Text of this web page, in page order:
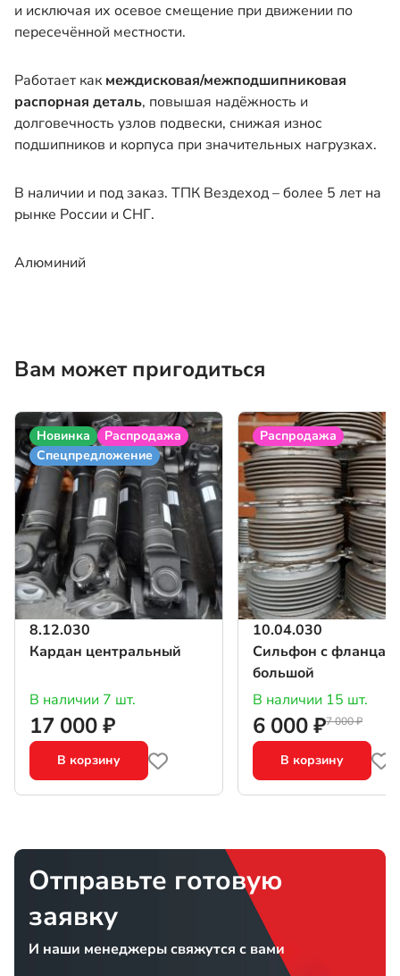
и исключая их осевое смещение при движении по
пересечённой местности.
Работает какмеждисковая/межподшипниковая
распорная деталь, повышая надёжность и
долговечность узлов подвески, снижая износ
подшипников и корпуса при значительных нагрузках.
В наличии и под заказ. ТПК Вездеход – более 5 лет на
рынке России и СНГ.
Алюминий
Вам может пригодиться
Новинка
Распродажа
Спецпредложение
8.12.030
Кардан центральный
В наличии 7 шт.
17 000 ₽
В корзину
Распродажа
10.04.030
Сильфон с
большой
В наличии 15 шт.
7 000 ₽
6 000 ₽
В корзину
Отправьте готовую
заявку
И наши менеджеры свяжутся с вами